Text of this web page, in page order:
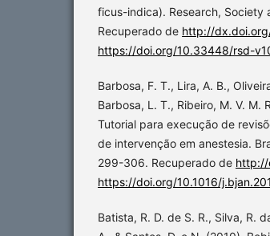
ficus-indica). Research, Society
Recuperado de http://
https://doi.org/10.33448/rsd-
Barbosa, F. T., Lira, A. B.,
Barbosa, L. T., Ribeiro, M. V. M.
Tutorial para execução de
de intervenção em anestesia.
299-306. Recuperado de http://
https://doi.org/10.1016/
Batista, R. D. de S. R., Silva, R.